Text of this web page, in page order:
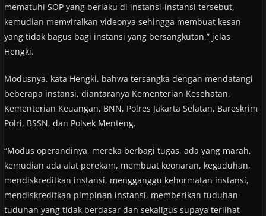
mematuhi SOP yang berlaku di instansi-instansi tersebut,
kemudian memviralkan videonya sehingga membuat kesan
yang tidak bagus bagi instansi yang bersangkutan,” jelas
Hengki.
Modusnya, kata Hengki, bahwa tersangka dengan mendatangi
beberapa instansi, diantaranya Kementerian Kesehatan,
Kementerian Keuangan, BNN, Polres Jakarta Selatan, Bareskrim
Polri, BSSN, dan Polsek Menteng.
“Modus operandinya, mereka berbagi tugas, ada yang marah,
kemudian ada alat perekam, membuat keonaran, kegaduhan,
mendiskreditkan instansi, mengganggu kehormatan instansi,
mendiskreditkan pimpinan instansi, memberikan tuduhan-
tuduhan yang tidak berdasar dan sekaligus supaya terlihat